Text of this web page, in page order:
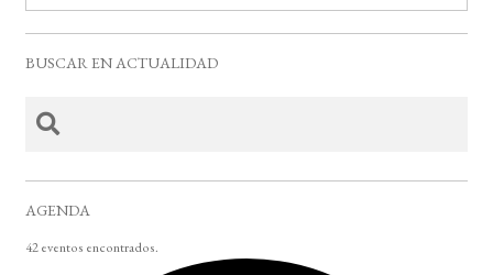
BUSCAR EN ACTUALIDAD
AGENDA
42 eventos encontrados.